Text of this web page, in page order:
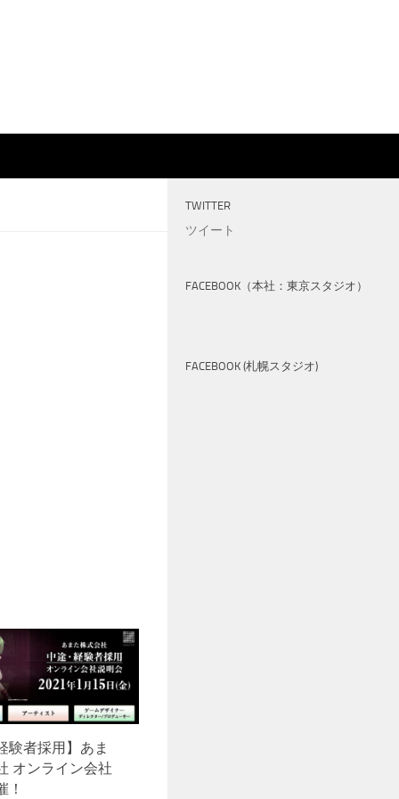
験者採用】あま
オンライン会社
！
TWITTER
ツイート
FACEBOOK（本社：東京スタジオ）
FACEBOOK (札幌スタジオ)